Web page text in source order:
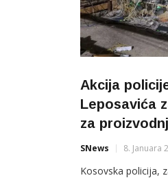
Akcija
Leposavića
za
SNews 8. Januara
Kosovska policija,